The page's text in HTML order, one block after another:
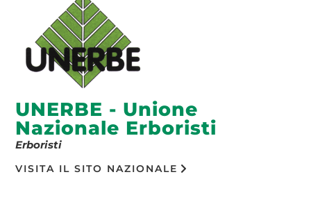
UNERBE - Unione
Nazionale Erboristi
Erboristi
VISITA IL SITO NAZIONALE